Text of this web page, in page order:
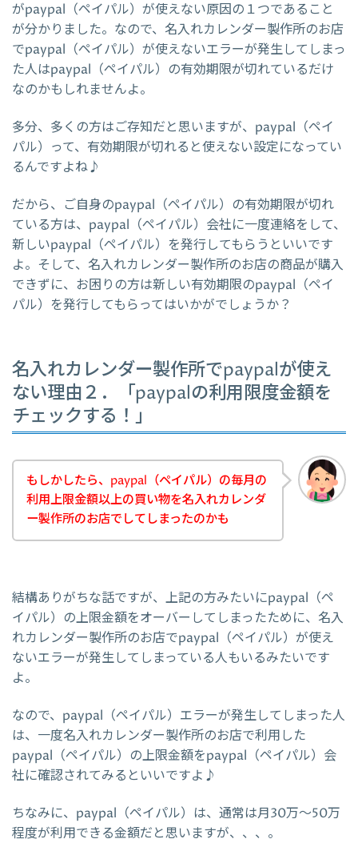
がpaypal（ペイパル）が使えない原因の１つであること
が分かりました。なので、名入れカレンダー製作所のお店
でpaypal（ペイパル）が使えないエラーが発生してしまっ
た人はpaypal（ペイパル）の有効期限が切れているだけ
なのかもしれませんよ。
多分、多くの方はご存知だと思いますが、paypal（ペイ
パル）って、有効期限が切れると使えない設定になってい
るんですよね♪
だから、ご自身のpaypal（ペイパル）の有効期限が切れ
ている方は、paypal（ペイパル）会社に一度連絡をして、
新しいpaypal（ペイパル）を発行してもらうといいです
よ。そして、名入れカレンダー製作所のお店の商品が購入
できずに、お困りの方は新しい有効期限のpaypal（ペイ
パル）を発行してもらってはいかがでしょうか？
名入れカレンダー製作所でpaypalが使え
ない理由２．「paypalの利用限度金額を
チェックする！」
もしかしたら、paypal（ペイパル）の毎月の
利用上限金額以上の買い物を名入れカレンダ
ー製作所のお店でしてしまったのかも
結構ありがちな話ですが、上記の方みたいにpaypal（ペ
イパル）の上限金額をオーバーしてしまったために、名入
れカレンダー製作所のお店でpaypal（ペイパル）が使え
ないエラーが発生してしまっている人もいるみたいです
よ。
なので、paypal（ペイパル）エラーが発生してしまった人
は、一度名入れカレンダー製作所のお店で利用した
paypal（ペイパル）の上限金額をpaypal（ペイパル）会
社に確認されてみるといいですよ♪
ちなみに、paypal（ペイパル）は、通常は月30万～50万
程度が利用できる金額だと思いますが、、、。